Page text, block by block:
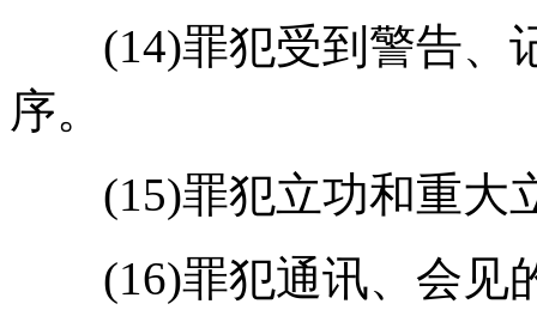
(14)罪犯受到警告、
序。
(15)罪犯立功和重大
(16)罪犯通讯、会见